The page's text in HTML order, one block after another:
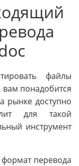
файлы
понадобится
рынке доступно
для такой
инструмент
перевода